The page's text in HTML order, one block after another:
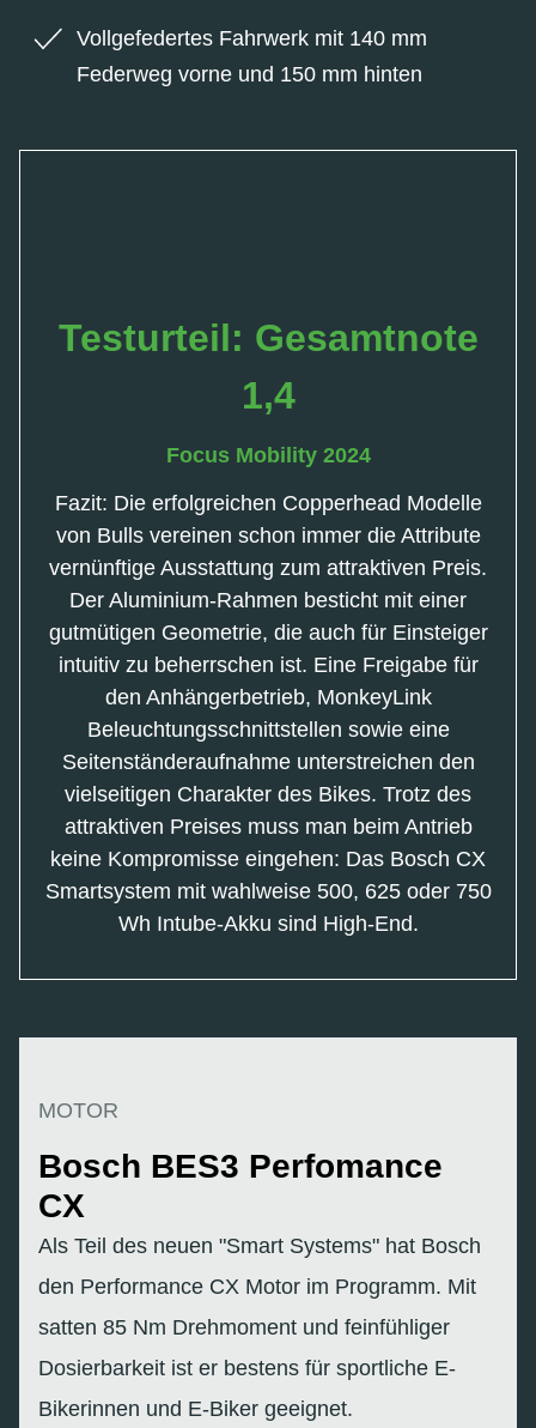
Vollgefedertes Fahrwerk mit 140 mm
Federweg vorne und 150 mm hinten
Testurteil: Gesamtnote
1,4
Focus Mobility 2024
Fazit: Die erfolgreichen Copperhead Modelle
von Bulls vereinen schon immer die Attribute
vernünftige Ausstattung zum attraktiven Preis.
Der Aluminium-Rahmen besticht mit einer
gutmütigen Geometrie, die auch für Einsteiger
intuitiv zu beherrschen ist. Eine Freigabe für
den Anhängerbetrieb, MonkeyLink
Beleuchtungsschnittstellen sowie eine
Seitenständeraufnahme unterstreichen den
vielseitigen Charakter des Bikes. Trotz des
attraktiven Preises muss man beim Antrieb
keine Kompromisse eingehen: Das Bosch CX
Smartsystem mit wahlweise 500, 625 oder 750
Wh Intube-Akku sind High-End.
MOTOR
Bosch BES3 Perfomance
CX
Als Teil des neuen "Smart Systems" hat Bosch
den Performance CX Motor im Programm. Mit
satten 85 Nm Drehmoment und feinfühliger
Dosierbarkeit ist er bestens für sportliche E-
Bikerinnen und E-Biker geeignet.